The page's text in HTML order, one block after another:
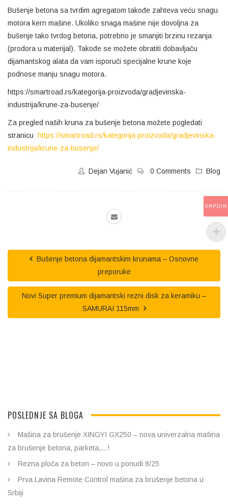
Bušenje betona sa tvrdim agregatom takođe zahteva veću snagu
motora kern mašine. Ukoliko snaga mašine nije dovoljna za
bušenje tako tvrdog betona, potrebno je smanjiti brzinu rezanja
(prodora u materijal). Takođe se možete obratiti dobavljaču
dijamantskog alata da vam isporuči specijalne krune koje
podnose manju snagu motora.
https://smartroad.rs/kategorija-proizvoda/gradjevinska-
industrija/krune-za-busenje/
Za pregled naših kruna za bušenje betona možete pogledati
stranicu
https://smartroad.rs/kategorija-proizvoda/gradjevinska-
industrija/krune-za-busenje/
Dejan Vujanić Blog
0 Comments
Bušenje betona dijamantskim krunama – Osnovne
preporuke
Novi Super premium dijamantski rezni disk za keramiku –
SAMURAI 115mm
POSLEDNJE SA BLOGA
Mašina za brušenje XINGYI GX250 – nova univerzalna mašina
za brušenje betona, parketa,…!
Rezna ploča za beton – novo u ponudi 8/25
Prva Lavina Remote Control mašina za brušenje betona u
Srbiji
SRPDIN